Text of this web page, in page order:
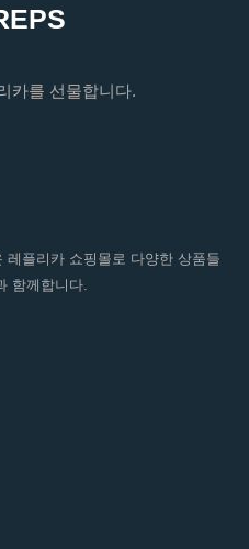
카를 선물합니다.
플리카 쇼핑몰로 다양한 상품들
함께합니다.